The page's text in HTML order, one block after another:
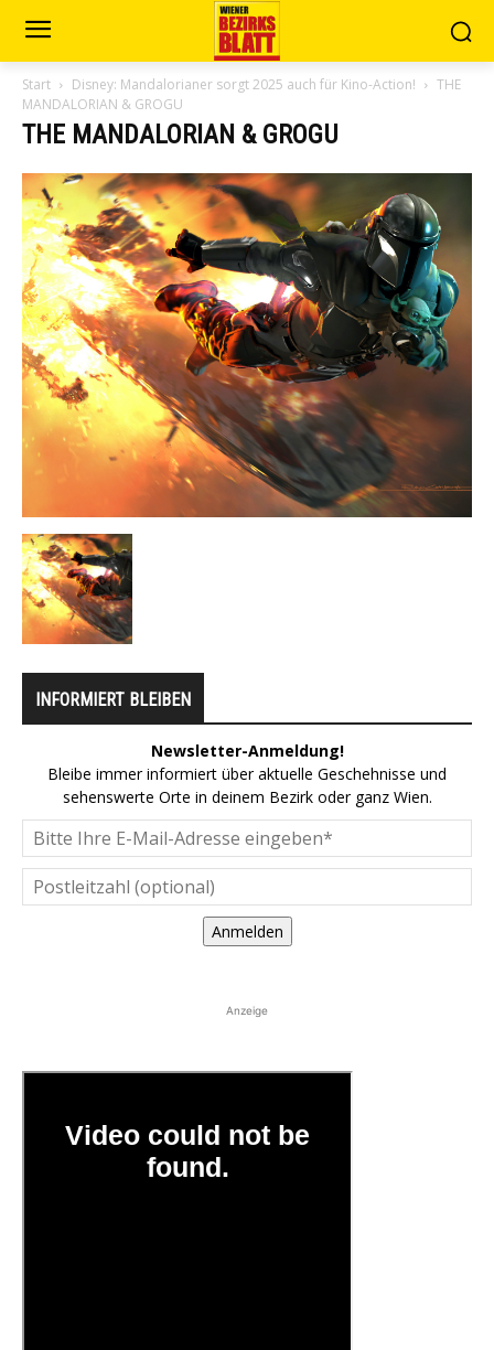
Start Disney: Mandalorianer sorgt 2025 auch für Kino-Action!
THE
MANDALORIAN & GROGU
THE MANDALORIAN & GROGU
INFORMIERT BLEIBEN
Newsletter-Anmeldung!
Bleibe immer informiert über aktuelle Geschehnisse und
sehenswerte Orte in deinem Bezirk oder ganz Wien.
Anmelden
Anzeige